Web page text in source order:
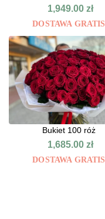
1,949.00zł
DOSTAWA GRATIS
Bukiet 100 róż
1,685.00zł
DOSTAWA GRATIS